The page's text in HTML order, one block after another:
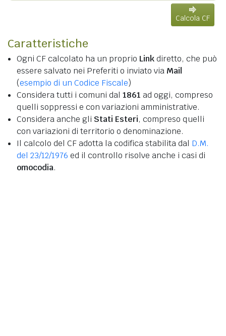
Calcola CF
Caratteristiche
Ogni CF calcolato ha un proprio Linkdiretto, che può
essere salvato nei Preferiti o inviato via Mail
(esempio di un Codice Fiscale)
Considera tutti i comuni dal 1861 ad oggi, compreso
quelli soppressi e con variazioni amministrative.
Considera anche gli Stati Esteri, compreso quelli
con variazioni di territorio o denominazione.
Il calcolo del CF adotta la codifica stabilita dal D.M.
del 23/12/1976 ed il controllo risolve anche i casi di
omocodia.